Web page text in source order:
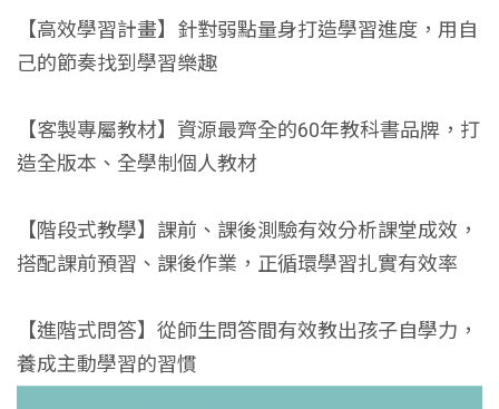
【高效學習計畫】針對弱點量身打造學習進度，用自
己的節奏找到學習樂趣
【客製專屬教材】資源最齊全的60年教科書品牌，打
造全版本、全學制個人教材
【階段式教學】課前、課後測驗有效分析課堂成效，
搭配課前預習、課後作業，正循環學習扎實有效率
【進階式問答】從師生問答間有效教出孩子自學力，
養成主動學習的習慣